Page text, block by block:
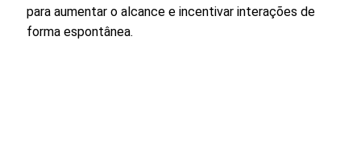
para aumentar o alcance e incentivar interações de
forma espontânea.